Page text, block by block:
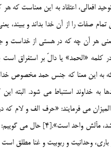
توحيد افعالي، اعتقاد به اين معناست
تمام صفات را از آن خدا بداند و
كلمه «الحمد» يا دالّ بر استغراق
اين معنا كه جنس حمد مخصوص
به خداوند استنباط مي شود. البته
الميزان مي فرمايند: «حرف الف و لام
وحدانيت و ربوبيت و غنا مطلق است